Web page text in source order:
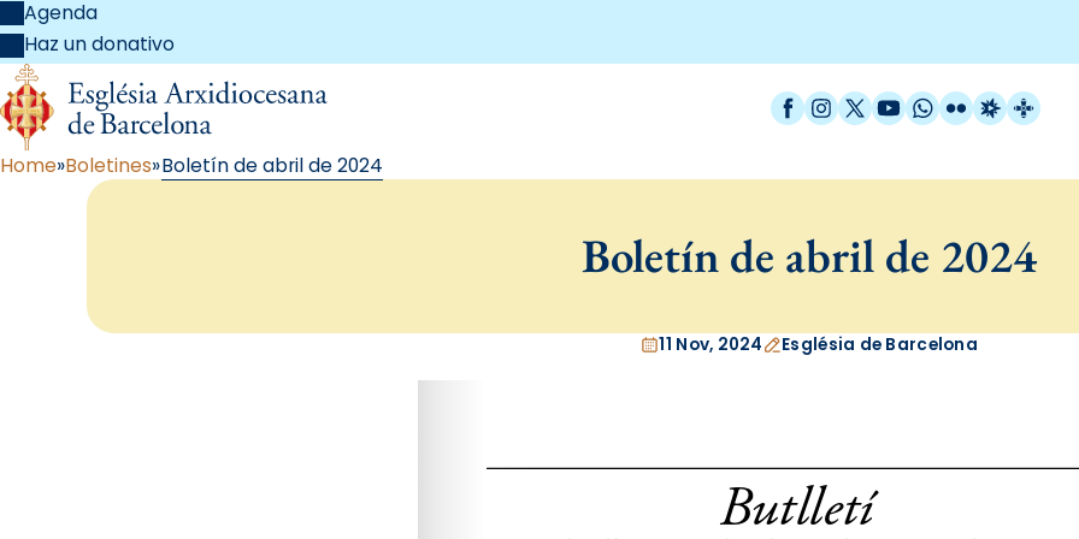
Agenda
Haz un donativo
Facebook
Instagram
X / Twitter
YouTube
WhatsApp
FlickrRadio
Home Boletines Boletín de abril de 2024
Boletín de abril de 2024
11 Nov, 2024 Església de Barcelona